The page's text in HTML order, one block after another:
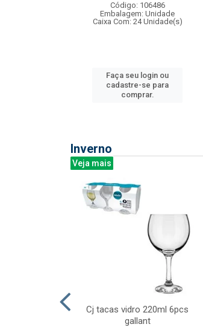
Código: 106486
Embalagem: Unidade
Caixa Com: 24 Unidade(s)
Faça seu login ou
cadastre-se para
comprar.
Inverno
Veja mais
Cj tacas vidro 220ml 6pcs
gallant